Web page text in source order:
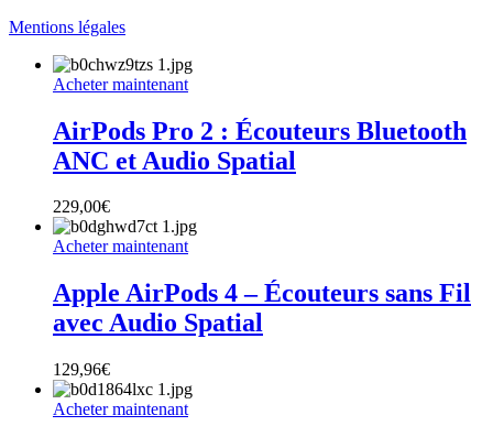
Mentions légales
Acheter maintenant
AirPods Pro 2 : Écouteurs Bluetooth
ANC et Audio Spatial
229,00€
Acheter maintenant
Apple AirPods 4 – Écouteurs sans Fil
avec Audio Spatial
129,96€
Acheter maintenant